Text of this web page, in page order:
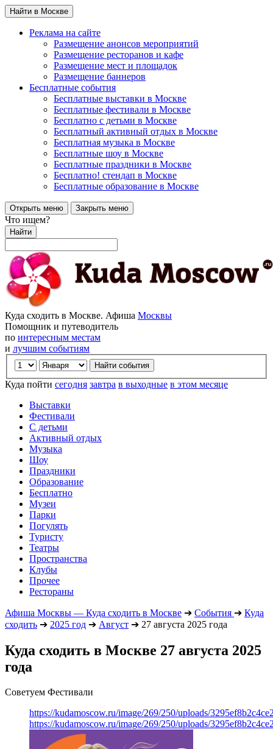
Найти в Москве
Реклама на сайте
Размещение анонсов мероприятий
Размещение ресторанов и кафе
Размещение мест и площадок
Размещение баннеров
Бесплатные события
Бесплатные выставки в Москве
Бесплатные фестивали в Москве
Бесплатно с детьми в Москве
Бесплатный активный отдых в Москве
Бесплатная музыка в Москве
Бесплатные шоу в Москве
Бесплатные праздники в Москве
Бесплатно! стендап в Москве
Бесплатные образование в Москве
Открыть меню Закрыть меню
Что ищем?
Найти
Куда сходить в Москве. Афиша Москвы
Помощник и путеводитель
по интересным местам
и лучшим событиям
Куда пойти сегодня завтра в выходные в этом месяце
Выставки
Фестивали
С детьми
Активный отдых
Музыка
Шоу
Праздники
Образование
Бесплатно
Музеи
Парки
Погулять
Туристу
Театры
Пространства
Клубы
Прочее
Рестораны
Афиша Москвы — Куда сходить в Москве ➔ События ➔ Куда
сходить ➔ 2025 год ➔ Август ➔ 27 августа 2025 года
Куда сходить в Москве 27 августа 2025
года
Советуем Фестивали
https://kudamoscow.ru/image/269/250/uploads/
https://kudamoscow.ru/image/269/250/uploads/